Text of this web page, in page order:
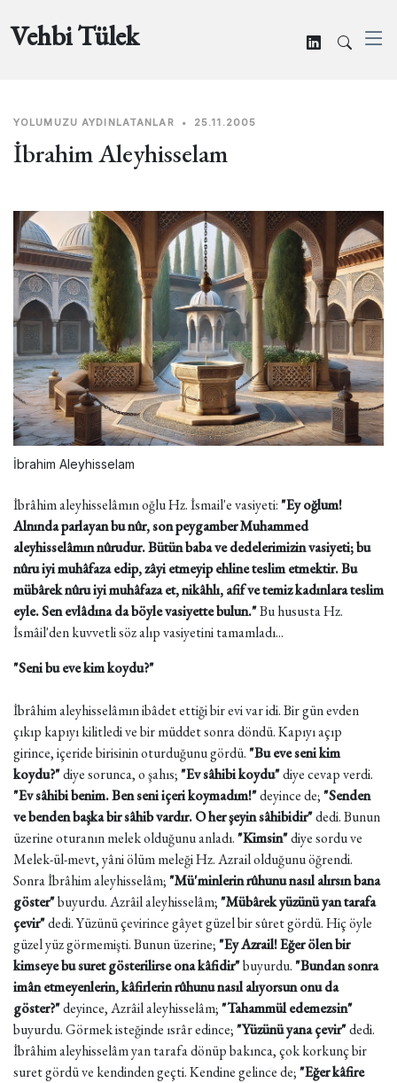
Vehbi Tülek
YOLUMUZU AYDINLATANLAR • 25.11.2005
İbrahim Aleyhisselam
İbrahim Aleyhisselam
İbrâhim aleyhisselâmın oğlu Hz. İsmail'e vasiyeti: "Ey oğlum!
Alnında parlayan bu nûr, son peygamber Muhammed
aleyhisselâmın nûrudur. Bütün baba ve dedelerimizin vasiyeti; bu
nûru iyi muhâfaza edip, zâyi etmeyip ehline teslim etmektir. Bu
mübârek nûru iyi muhâfaza et, nikâhlı, afif ve temiz kadınlara teslim
eyle. Sen evlâdına da böyle vasiyette bulun."Bu hususta Hz.
İsmâil'den kuvvetli söz alıp vasiyetini tamamladı...
"Seni bu eve kim koydu?"
İbrâhim aleyhisselâmın ibâdet ettiği bir evi var idi. Bir gün evden
çıkıp kapıyı kilitledi ve bir müddet sonra döndü. Kapıyı açıp
girince, içeride birisinin oturduğunu gördü. "Bu eve seni kim
koydu?"diye sorunca, o şahıs; "Ev sâhibi koydu"diye cevap verdi.
"Ev sâhibi benim. Ben seni içeri koymadım!"deyince de; "Senden
ve benden başka bir sâhib vardır. O her şeyin sâhibidir"dedi. Bunun
üzerine oturanın melek olduğunu anladı. "Kimsin"diye sordu ve
Melek-ül-mevt, yâni ölüm meleği Hz. Azrail olduğunu öğrendi.
Sonra İbrâhim aleyhisselâm; "Mü'minlerin rûhunu nasıl alırsın bana
göster"buyurdu. Azrâil aleyhisselâm; "Mübârek yüzünü yan tarafa
çevir"dedi. Yüzünü çevirince gâyet güzel bir sûret gördü. Hiç öyle
güzel yüz görmemişti. Bunun üzerine; "Ey Azrail! Eğer ölen bir
kimseye bu suret gösterilirse ona kâfidir"buyurdu. "Bundan sonra
imân etmeyenlerin, kâfirlerin rûhunu nasıl alıyorsun onu da
göster?"deyince, Azrâil aleyhisselâm; "Tahammül edemezsin"
buyurdu. Görmek isteğinde ısrâr edince; "Yüzünü yana çevir"dedi.
İbrâhim aleyhisselâm yan tarafa dönüp bakınca, çok korkunç bir
suret gördü ve kendinden geçti. Kendine gelince de; "Eğer kâfire